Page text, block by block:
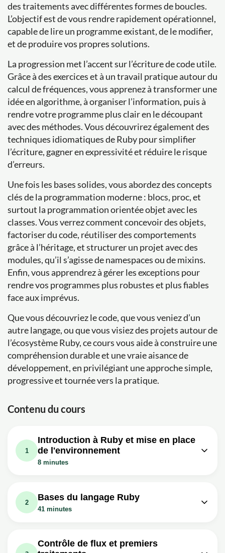
des traitements avec différentes formes de boucles.
L’objectif est de vous rendre rapidement opérationnel,
capable de lire un programme existant, de le modifier,
et de produire vos propres solutions.
La progression met l’accent sur l’écriture de code utile.
Grâce à des exercices et à un travail pratique autour du
calcul de fréquences, vous apprenez à transformer une
idée en algorithme, à organiser l’information, puis à
rendre votre programme plus clair en le découpant
avec des méthodes. Vous découvrirez également des
techniques idiomatiques de Ruby pour simplifier
l’écriture, gagner en expressivité et réduire le risque
d’erreurs.
Une fois les bases solides, vous abordez des concepts
clés de la programmation moderne : blocs, proc, et
surtout la programmation orientée objet avec les
classes. Vous verrez comment concevoir des objets,
factoriser du code, réutiliser des comportements
grâce à l’héritage, et structurer un projet avec des
modules, qu’il s’agisse de namespaces ou de mixins.
Enfin, vous apprendrez à gérer les exceptions pour
rendre vos programmes plus robustes et plus fiables
face aux imprévus.
Que vous découvriez le code, que vous veniez d’un
autre langage, ou que vous visiez des projets autour de
l’écosystème Ruby, ce cours vous aide à construire une
compréhension durable et une vraie aisance de
développement, en privilégiant une approche simple,
progressive et tournée vers la pratique.
Contenu du cours
1
Introduction à Ruby et mise en place
de l'environnement
8 minutes
Exercice: _Qu'est-ce qui rend Ruby spécial ?
Exercice: _Quel outil permet d'installer Ruby de manière
2
Bases du langage Ruby
41 minutes
Les Variables
Contrôle de flux et premiers